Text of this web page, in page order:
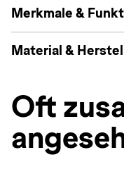
Merkmale &
Material &
Oft